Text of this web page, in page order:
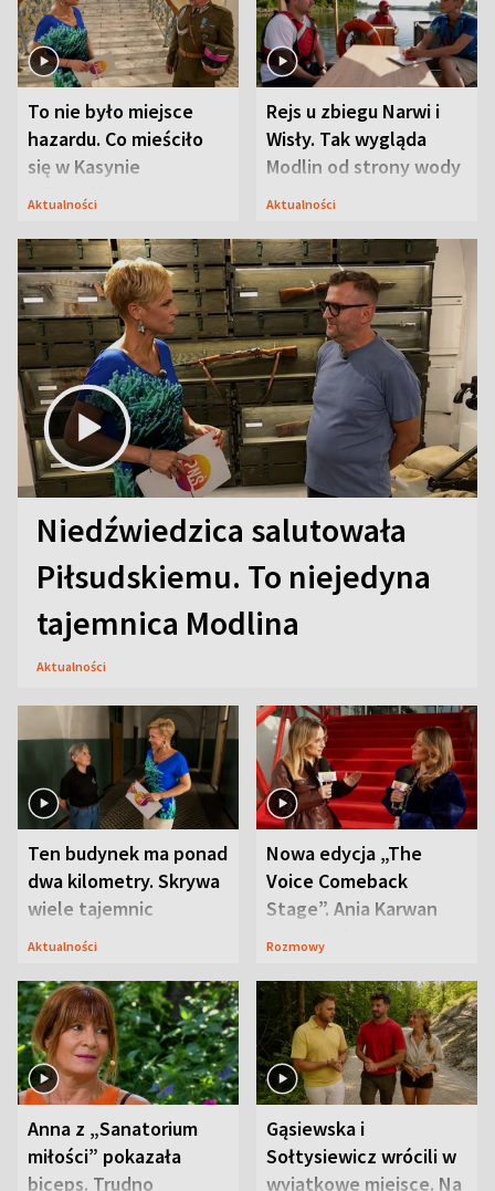
To nie było miejsce
hazardu. Co mieściło
się w Kasynie
Oficerskim?
Aktualności
Rejs u zbiegu Narwi i
Wisły. Tak wygląda
Modlin od strony wody
Aktualności
Niedźwiedzica salutowała
Piłsudskiemu. To niejedyna
tajemnica Modlina
Aktualności
Ten budynek ma ponad
dwa kilometry. Skrywa
wiele tajemnic
Aktualności
Nowa edycja „The
Voice Comeback
Stage”. Ania Karwan
zapowiada
Rozmowy
Anna z „Sanatorium
miłości” pokazała
biceps. Trudno
Gąsiewska i
Sołtysiewicz wrócili w
wyjątkowe miejsce. Na